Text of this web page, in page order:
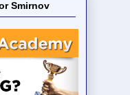
Smirnov